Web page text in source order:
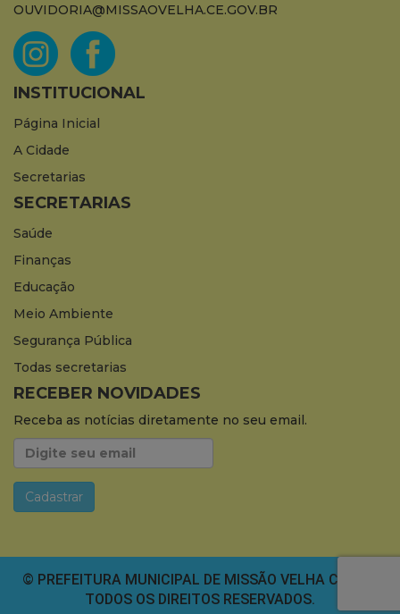
OUVIDORIA@MISSAOVELHA.CE.GOV.BR
INSTITUCIONAL
Página Inicial
A Cidade
Secretarias
SECRETARIAS
Saúde
Finanças
Educação
Meio Ambiente
Segurança Pública
Todas secretarias
RECEBER NOVIDADES
Receba as notícias diretamente no seu email.
© PREFEITURA MUNICIPAL DE MISSÃO VELHA CEARÁ.
TODOS OS DIREITOS RESERVADOS.